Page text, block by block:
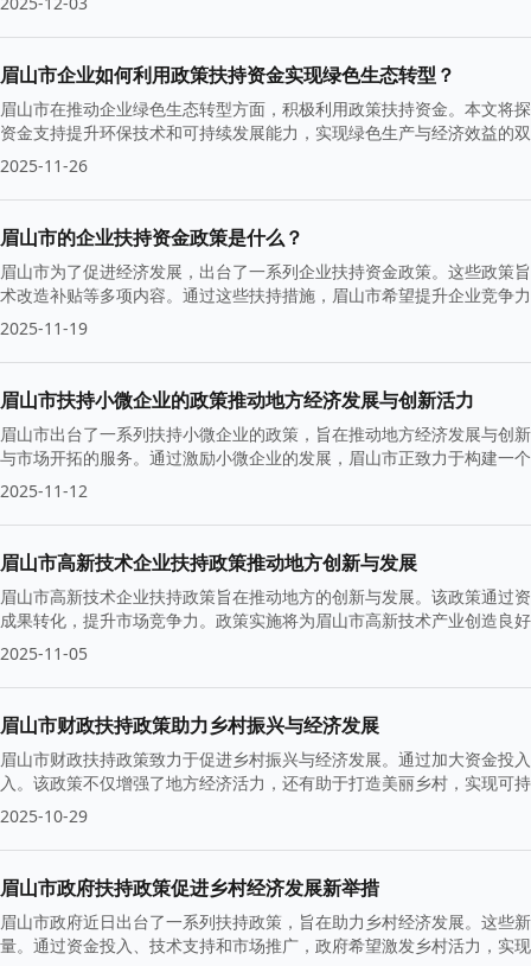
眉山市企业如何利用政策扶持资金实现绿色生态转型？
眉山市在推动企业绿色生态转型方面，积极利用政策扶持资金。本文将
资金支持提升环保技术和可持续发展能力，实现绿色生产与经济效益的
2025-11-26
眉山市的企业扶持资金政策是什么？
眉山市为了促进经济发展，出台了一系列企业扶持资金政策。这些政策
术改造补贴等多项内容。通过这些扶持措施，眉山市希望提升企业竞争
2025-11-19
眉山市扶持小微企业的政策推动地方经济发展与创新活力
眉山市出台了一系列扶持小微企业的政策，旨在推动地方经济发展与创
与市场开拓的服务。通过激励小微企业的发展，眉山市正致力于构建一
2025-11-12
眉山市高新技术企业扶持政策推动地方创新与发展
眉山市高新技术企业扶持政策旨在推动地方的创新与发展。该政策通过
成果转化，提升市场竞争力。政策实施将为眉山市高新技术产业创造良
2025-11-05
眉山市财政扶持政策助力乡村振兴与经济发展
眉山市财政扶持政策致力于促进乡村振兴与经济发展。通过加大资金投
入。该政策不仅增强了地方经济活力，还有助于打造美丽乡村，实现可
2025-10-29
眉山市政府扶持政策促进乡村经济发展新举措
眉山市政府近日出台了一系列扶持政策，旨在助力乡村经济发展。这些
量。通过资金投入、技术支持和市场推广，政府希望激发乡村活力，实